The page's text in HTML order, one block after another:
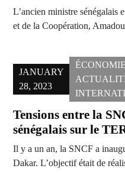
L’ancien ministre sénégalais
et de la Coopération,
JANUARY
28, 2023
ÉCONOMIE
Tensions entre la
sénégalais sur le
Il y a un an, la SNCF a
Dakar. L’objectif était de